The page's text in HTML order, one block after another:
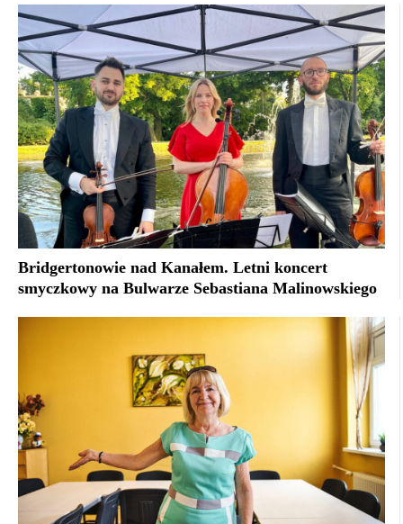
Bridgertonowie nad Kanałem. Letni koncert
smyczkowy na Bulwarze Sebastiana Malinowskiego